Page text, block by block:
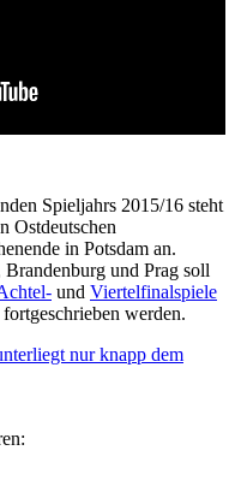
Spieljahrs 2015/16 steht
Ostdeutschen
in Potsdam an.
Brandenburg und Prag soll
und Viertelfinalspiele
werden.
nur knapp dem